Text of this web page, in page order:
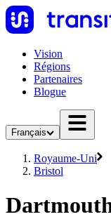
Vision
Régions
Partenaires
Blogue
Français
Royaume-Uni
Bristol